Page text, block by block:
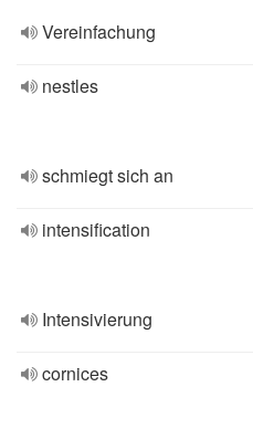
Vereinfachung
nestles
schmiegt sich an
intensification
Intensivierung
cornices